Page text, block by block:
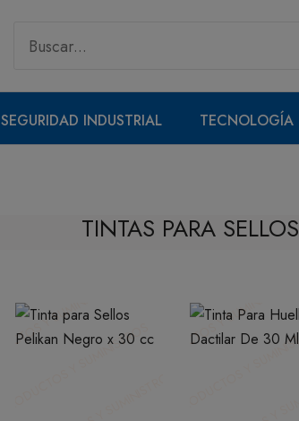
SEGURIDAD INDUSTRIAL TECNOLOGÍA
TINTAS PARA SELLOS